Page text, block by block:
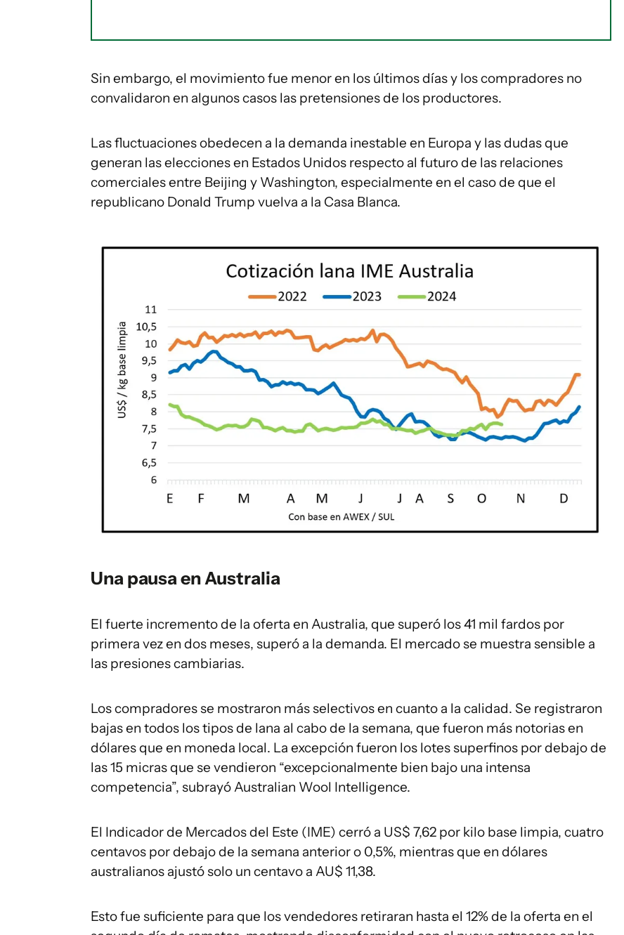
Sin embargo, el movimiento fue menor en los últimos días y los compradores no
convalidaron en algunos casos las pretensiones de los productores.
Las fluctuaciones obedecen a la demanda inestable en Europa y las dudas que
generan las elecciones en Estados Unidos respecto al futuro de las relaciones
comerciales entre Beijing y Washington, especialmente en el caso de que el
republicano Donald Trump vuelva a la Casa Blanca.
Una pausa en Australia
El fuerte incremento de la oferta en Australia, que superó los 41 mil fardos por
primera vez en dos meses, superó a la demanda. El mercado se muestra sensible a
las presiones cambiarias.
Los compradores se mostraron más selectivos en cuanto a la calidad. Se registraron
bajas en todos los tipos de lana al cabo de la semana, que fueron más notorias en
dólares que en moneda local. La excepción fueron los lotes superfinos por debajo de
las 15 micras que se vendieron “excepcionalmente bien bajo una intensa
competencia”, subrayó Australian Wool Intelligence.
El Indicador de Mercados del Este (IME) cerró a US$ 7,62 por kilo base limpia, cuatro
centavos por debajo de la semana anterior o 0,5%, mientras que en dólares
australianos ajustó solo un centavo a AU$ 11,38.
Esto fue suficiente para que los vendedores retiraran hasta el 12% de la oferta en el